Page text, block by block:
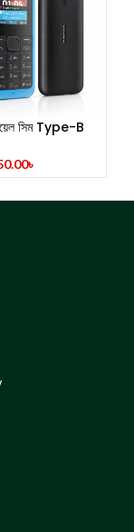
সিম Type-B
৳